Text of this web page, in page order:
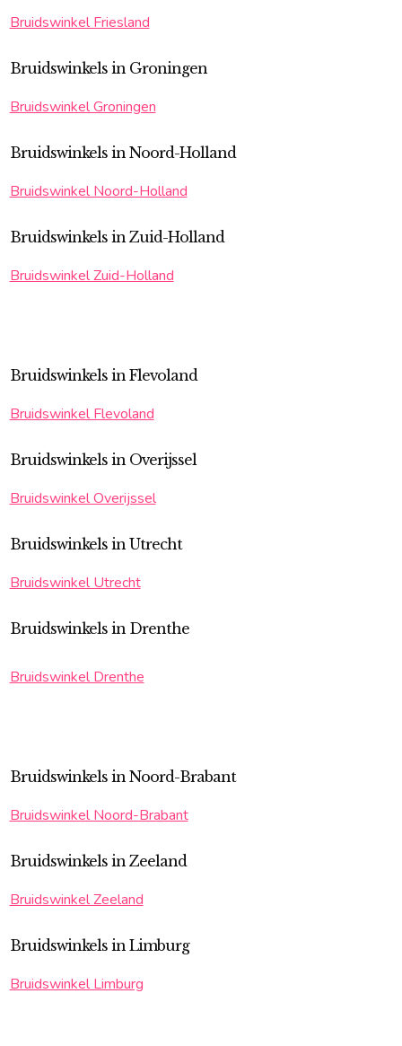
Bruidswinkel Friesland
Bruidswinkels in Groningen
Bruidswinkel Groningen
Bruidswinkels in Noord-Holland
Bruidswinkel Noord-Holland
Bruidswinkels in Zuid-Holland
Bruidswinkel Zuid-Holland
Bruidswinkels in Flevoland
Bruidswinkel Flevoland
Bruidswinkels in Overijssel
Bruidswinkel Overijssel
Bruidswinkels in Utrecht
Bruidswinkel Utrecht
Bruidswinkels in Drenthe
Bruidswinkel Drenthe
Bruidswinkels in Noord-Brabant
Bruidswinkel Noord-Brabant
Bruidswinkels in Zeeland
Bruidswinkel Zeeland
Bruidswinkels in Limburg
Bruidswinkel Limburg